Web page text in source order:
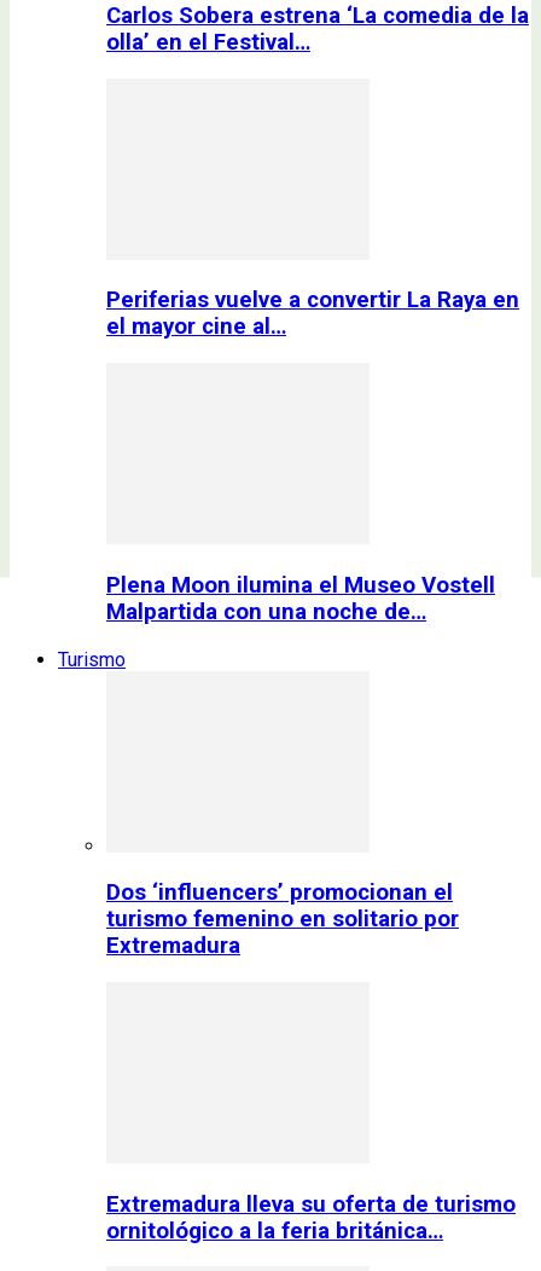
Carlos Sobera estrena ‘La comedia de la
olla’ en el Festival…
Periferias vuelve a convertir La Raya en
el mayor cine al…
Plena Moon ilumina el Museo Vostell
Malpartida con una noche de…
Turismo
Dos ‘influencers’ promocionan el
turismo femenino en solitario por
Extremadura
Extremadura lleva su oferta de turismo
ornitológico a la feria británica…